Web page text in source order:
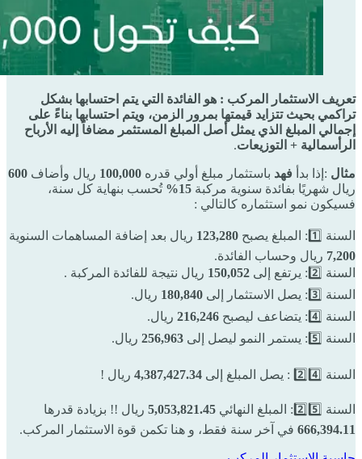
تعريف الاستثمار المركب : هو الفائدة التي يتم احتسابها بشكل
تراكمي بحيث تتزايد قيمتها بمرور الزمن، ويتم احتسابها بناءً على
إجمالي المبلغ الذي يمثل أصل المبلغ المستثمر مضافاً إليه الأرباح
الرأسمالية + التوزيعات.
مثال :إذا بدأ فهد باستثمار مبلغ أولي قدره ريال وأضاف 600
ريال شهريًا بفائدة سنوية مركبة 15%
تُحسب بنهاية كل سنة،
فسيكون نمو استثماره كالتالي :
السنة 1️⃣: المبلغ يصبح 123,280 ريال بعد إضافة المساهمات السنوية
7,200 ريال وحساب الفائدة.
السنة 2️⃣: يرتفع إلى
150,052 ريال نتيجة للفائدة المركبة .
السنة 3️⃣: يصل الاستثمار إلى
ريال.
السنة 4️⃣: يتضاعف ليصبح
216,246 ريال.
السنة 5️⃣: يستمر النمو ليصل إلى
256,963 ريال.
السنة 2️⃣4️⃣ : يصل المبلغ إلى 4,387,427.34 ريال !
السنة 2️⃣5️⃣: المبلغ النهائي 5,053,821.45 ريال !! بزيادة قدرها
666,394.11 في آخر سنة فقط، و هنا تكمن قوة الاستثمار المركب.